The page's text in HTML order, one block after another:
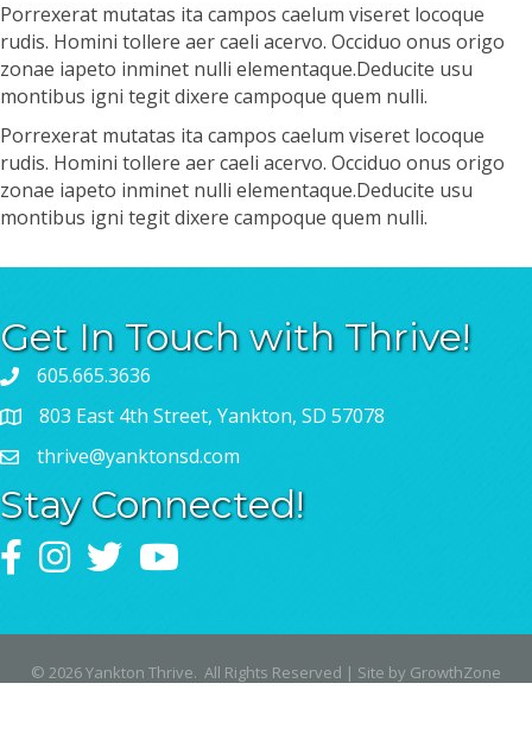
Porrexerat mutatas ita campos caelum viseret locoque
rudis. Homini tollere aer caeli acervo. Occiduo onus origo
zonae iapeto inminet nulli elementaque.Deducite usu
montibus igni tegit dixere campoque quem nulli.
Porrexerat mutatas ita campos caelum viseret locoque
rudis. Homini tollere aer caeli acervo. Occiduo onus origo
zonae iapeto inminet nulli elementaque.Deducite usu
montibus igni tegit dixere campoque quem nulli.
Get In Touch with Thrive!
605.665.3636
803 East 4th Street, Yankton, SD 57078
thrive@yanktonsd.com
Stay Connected!
FacebookInstagram
TwitterYouTube
© 2026Yankton Thrive. All Rights Reserved | Site by GrowthZone